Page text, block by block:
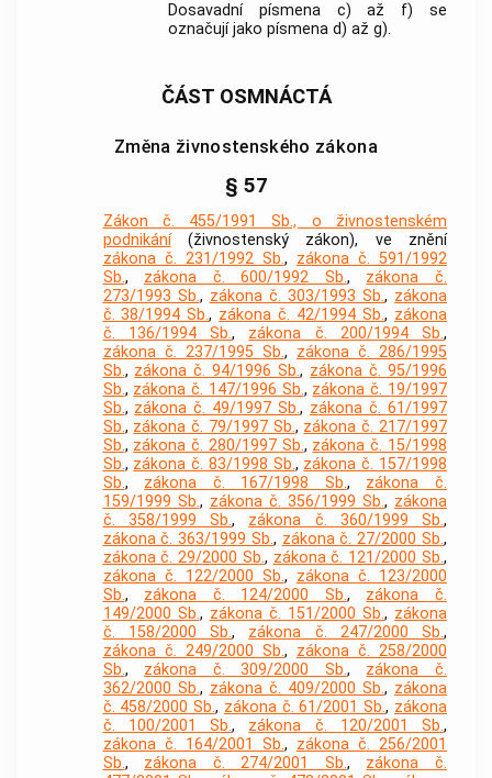
Dosavadní písmena c) až f) se
označují jako písmena d) až g).
ČÁST OSMNÁCTÁ
Změna živnostenského zákona
§ 57
Zákon č. 455/1991 Sb., o živnostenském
podnikání(živnostenský zákon), ve znění
zákona č. 231/1992 Sb., zákona č. 591/1992
Sb., zákona č. 600/1992 Sb., zákona č.
273/1993 Sb., zákona č. 303/1993 Sb., zákona
č. 38/1994 Sb., zákona č. 42/1994 Sb., zákona
č. 136/1994 Sb., zákona č. 200/1994 Sb.,
zákona č. 237/1995 Sb., zákona č. 286/1995
Sb., zákona č. 94/1996 Sb., zákona č. 95/1996
Sb., zákona č. 147/1996 Sb., zákona č. 19/1997
Sb., zákona č. 49/1997 Sb., zákona č. 61/1997
Sb., zákona č. 79/1997 Sb., zákona č. 217/1997
Sb., zákona č. 280/1997 Sb., zákona č. 15/1998
Sb., zákona č. 83/1998 Sb., zákona č. 157/1998
Sb., zákona č. 167/1998 Sb., zákona č.
159/1999 Sb., zákona č. 356/1999 Sb., zákona
č. 358/1999 Sb., zákona č. 360/1999 Sb.,
zákona č. 363/1999 Sb., zákona č. 27/2000 Sb.,
zákona č. 29/2000 Sb., zákona č. 121/2000 Sb.,
zákona č. 122/2000 Sb., zákona č. 123/2000
Sb., zákona č. 124/2000 Sb., zákona č.
149/2000 Sb., zákona č. 151/2000 Sb., zákona
č. 158/2000 Sb., zákona č. 247/2000 Sb.,
zákona č. 249/2000 Sb., zákona č. 258/2000
Sb., zákona č. 309/2000 Sb., zákona č.
362/2000 Sb., zákona č. 409/2000 Sb., zákona
č. 458/2000 Sb., zákona č. 61/2001 Sb., zákona
č. 100/2001 Sb., zákona č. 120/2001 Sb.,
zákona č. 164/2001 Sb., zákona č. 256/2001
Sb., zákona č. 274/2001 Sb., zákona č.